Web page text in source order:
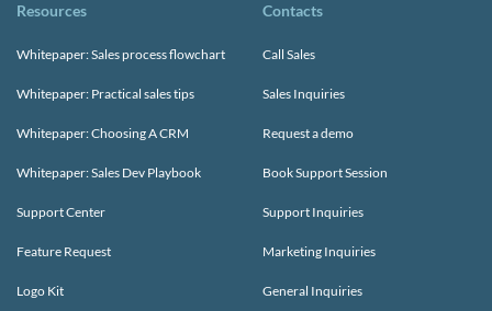
Resources
Whitepaper: Sales process flowchart
Whitepaper: Practical sales tips
Whitepaper: Choosing A CRM
Whitepaper: Sales Dev Playbook
Support Center
Feature Request
Logo Kit
Contacts
Call Sales
Sales Inquiries
Request a demo
Book Support Session
Support Inquiries
Marketing Inquiries
General Inquiries